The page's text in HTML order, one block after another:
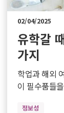
02/04/2025
유학갈
가지
학업과 해외
이 필수품들
정보성